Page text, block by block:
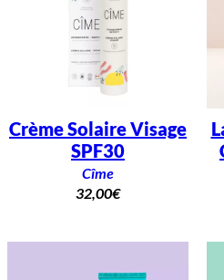
Crème Solaire Visage
SPF30
Cîme
32,00€